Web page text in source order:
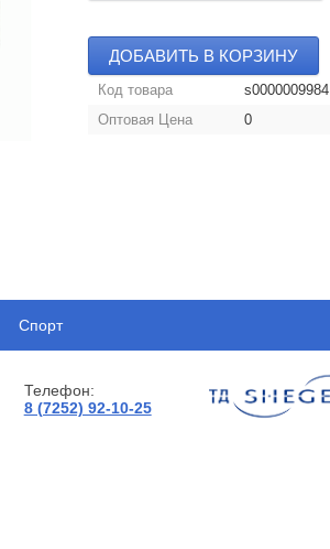
ДОБАВИТЬ В КОРЗИНУ
Код товара
s0000009984
Оптовая Цена
0
Спорт
Телефон:
8 (7252) 92-10-25